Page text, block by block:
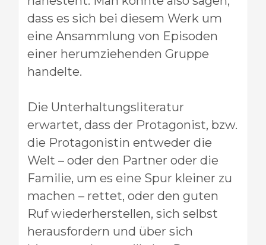
dass es sich bei diesem Werk um
eine Ansammlung von Episoden
einer herumziehenden Gruppe
handelte.
Die Unterhaltungsliteratur
erwartet, dass der Protagonist, bzw.
die Protagonistin entweder die
Welt – oder den Partner oder die
Familie, um es eine Spur kleiner zu
machen – rettet, oder den guten
Ruf wiederherstellen, sich selbst
herausfordern und über sich